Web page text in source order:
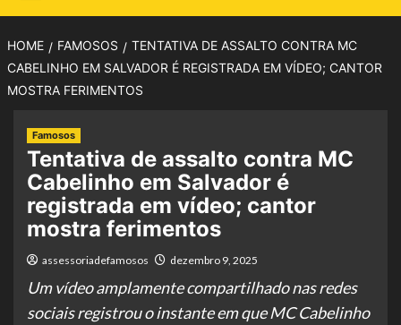
HOME FAMOSOS
TENTATIVA DE ASSALTO CONTRA MC
CABELINHO EM SALVADOR É REGISTRADA EM VÍDEO; CANTOR
MOSTRA FERIMENTOS
Famosos
Tentativa de assalto contra MC
Cabelinho em Salvador é
registrada em vídeo; cantor
mostra ferimentos
assessoriadefamosos dezembro 9, 2025
Um vídeo amplamente compartilhado nas redes
sociais registrou o instante em que MC Cabelinho